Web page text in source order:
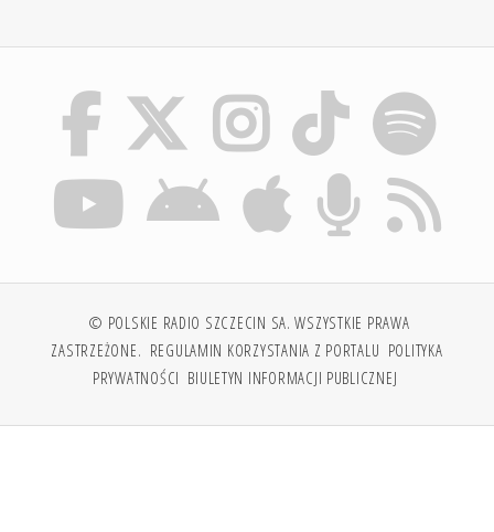
© POLSKIE RADIO SZCZECIN SA. WSZYSTKIE PRAWA
ZASTRZEŻONE. REGULAMIN KORZYSTANIA Z PORTALU POLITYKA
PRYWATNOŚCI BIULETYN INFORMACJI PUBLICZNEJ